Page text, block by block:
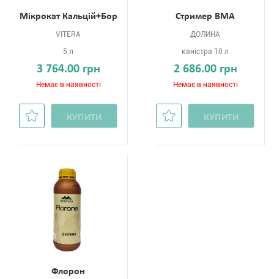
Мікрокат Кальцій+Бор
VITERA
5 л
3 764.00 грн
Немає в наявності
КУПИТИ
Стример ВМА
ДОЛИНА
каністра 10 л
2 686.00 грн
Немає в наявності
КУПИТИ
Флорон